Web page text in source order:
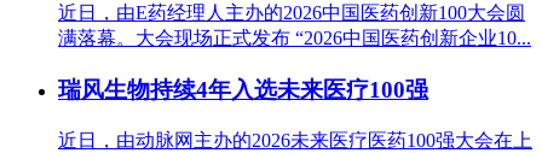
近日，由E药经理人主办的2026中国医药创新100大会圆
满落幕。大会现场正式发布 “2026中国医药创新企业10...
瑞风生物持续4年入选未来医疗100强
近日，由动脉网主办的2026未来医疗医药100强大会在上